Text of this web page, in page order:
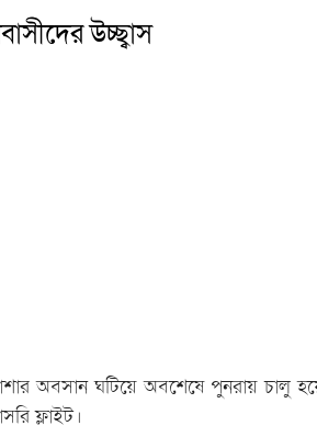
উচ্ছ্বাস
অবসান ঘটিয়ে অবশেষে পুনরায় চালু
ফ্লাইট।